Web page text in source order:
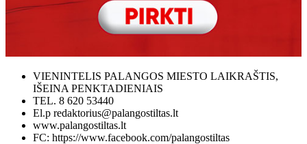
VIENINTELIS PALANGOS MIESTO LAIKRAŠTIS,
IŠEINA PENKTADIENIAIS
TEL. 8 620 53440
El.p redaktorius@palangostiltas.lt
www.palangostiltas.lt
FC: https://www.facebook.com/palangostiltas